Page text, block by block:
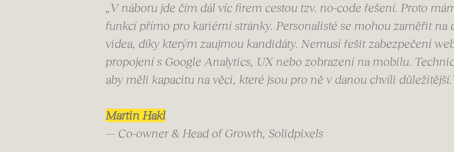
„V náboru jde čím dál víc firem cestou tzv. no-code řešení. Proto
funkcí přímo pro kariérní stránky. Personalisté se mohou zaměřit na
videa, díky kterým zaujmou kandidáty. Nemusí řešit zabezpečení
propojení s Google Analytics, UX nebo zobrazení na mobilu.
aby měli kapacitu na věci, které jsou pro ně v danou chvíli
Martin Hakl
— Co-owner & Head of Growth, Solidpixels